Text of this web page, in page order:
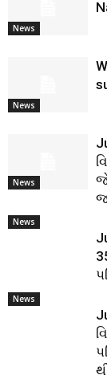
News
News
News
News
News